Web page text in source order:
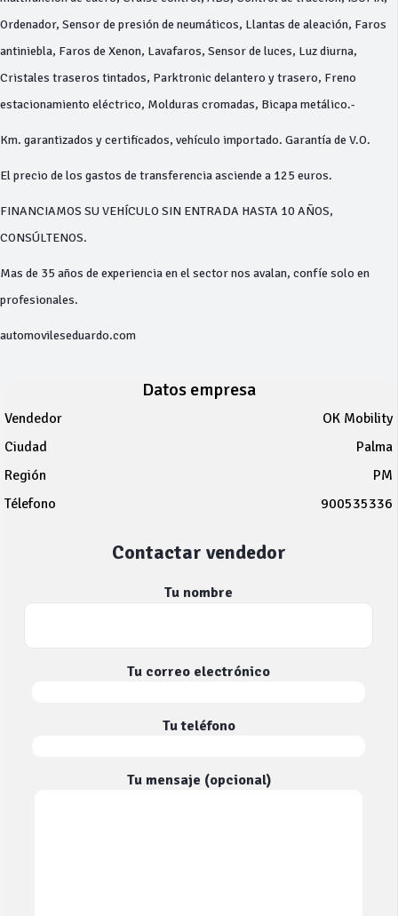
Ordenador, Sensor de presión de neumáticos, Llantas de aleación, Faros
antiniebla, Faros de Xenon, Lavafaros, Sensor de luces, Luz diurna,
Cristales traseros tintados, Parktronic delantero y trasero, Freno
estacionamiento eléctrico, Molduras cromadas, Bicapa metálico.-
Km. garantizados y certificados, vehículo importado. Garantía de V.O.
El precio de los gastos de transferencia asciende a 125 euros.
FINANCIAMOS SU VEHÍCULO SIN ENTRADA HASTA 10 AÑOS,
CONSÚLTENOS.
Mas de 35 años de experiencia en el sector nos avalan, confíe solo en
profesionales.
automovileseduardo.com
Datos empresa
Vendedor
OK Mobility
Ciudad
Palma
Región
PM
Télefono
900535336
Contactar vendedor
Tu nombre
Tu correo electrónico
Tu teléfono
Tu mensaje (opcional)